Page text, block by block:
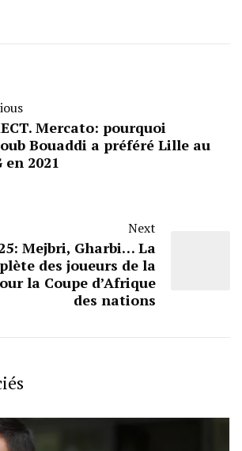
Mercato: pourquoi
Bouaddi a préféré Lille au
en 2021
Next
Mejbri, Gharbi… La
des joueurs de la
la Coupe d’Afrique
des nations